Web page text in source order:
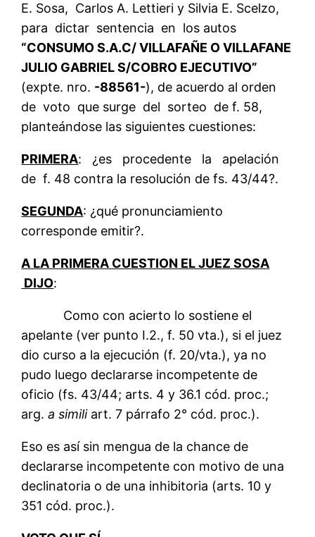
E. Sosa, Carlos A. Lettieri y Silvia E. Scelzo,
para dictar sentencia en los autos
“CONSUMO S.A.C/ VILLAFAÑE O VILLAFANE
JULIO GABRIEL S/COBRO EJECUTIVO”
(expte. nro. -88561-), de acuerdo al orden
de voto que surge del sorteo de f. 58,
planteándose las siguientes cuestiones:
PRIMERA: ¿es procedente la apelación
de f. 48 contra la resolución de fs. 43/44?.
SEGUNDA: ¿qué pronunciamiento
corresponde emitir?.
A LA PRIMERA CUESTION EL JUEZ SOSA
DIJO:
Como con acierto lo sostiene el
apelante (ver punto I.2., f. 50 vta.), si el juez
dio curso a la ejecución (f. 20/vta.), ya no
pudo luego declararse incompetente de
oficio (fs. 43/44; arts. 4 y 36.1 cód. proc.;
arg.a simili art. 7 párrafo 2° cód. proc.).
Eso es así sin mengua de la chance de
declararse incompetente con motivo de una
declinatoria o de una inhibitoria (arts. 10 y
351 cód. proc.).